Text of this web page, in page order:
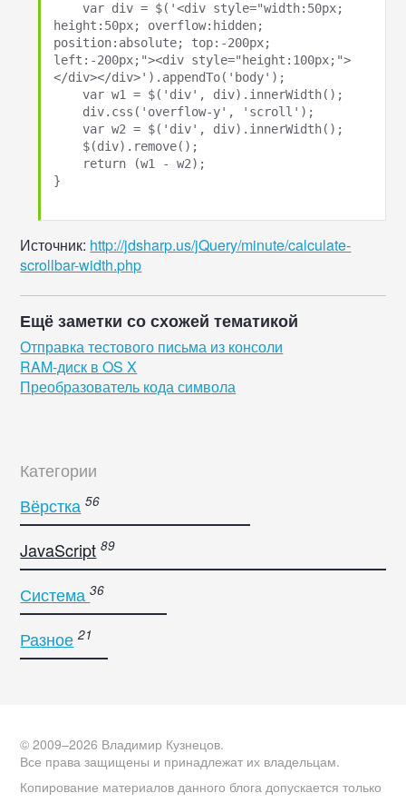
    var div = $('<div style="width:50px;
height:50px; overflow:hidden;
position:absolute; top:-200px;
left:-200px;"><div style="height:100px;">
</div></div>').appendTo('body');
    var w1 = $('div', div).innerWidth();
    var w2 = $('div', div).innerWidth();
}
Источник: http://jdsharp.us/jQuery/minute/calculate-
scrollbar-width.php
Ещё заметки со схожей тематикой
Отправка тестового письма из консоли
RAM-диск в OS X
Преобразователь кода символа
Категории
Вёрстка
JavaScript
Система
Разное
© 2009–2026 Владимир Кузнецов.
Все права защищены и принадлежат их владельцам.
Копирование материалов данного блога допускается только